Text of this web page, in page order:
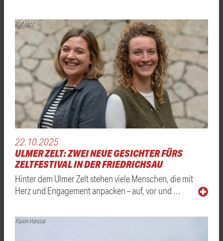
Ralf Hinz
22.10.2025
ULMER ZELT: ZWEI NEUE GESICHTER FÜRS
ZELTFESTIVAL IN DER FRIEDRICHSAU
Hinter dem Ulmer Zelt stehen viele Menschen, die mit
Herz und Engagement anpacken – auf, vor und …
Kawin Harasai